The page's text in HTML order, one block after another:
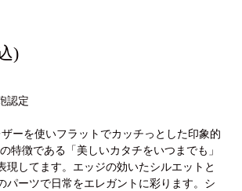
)
認定
ーを使いフラットでカッチっとした印象的
特徴である「美しいカタチをいつまでも」
現してます。エッジの効いたシルエットと
パーツで日常をエレガントに彩ります。シ